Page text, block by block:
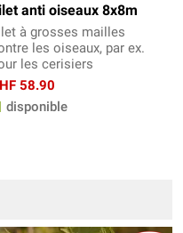
anti oiseaux 8x8m
à grosses mailles
les oiseaux, par ex.
les cerisiers
58.90
disponible